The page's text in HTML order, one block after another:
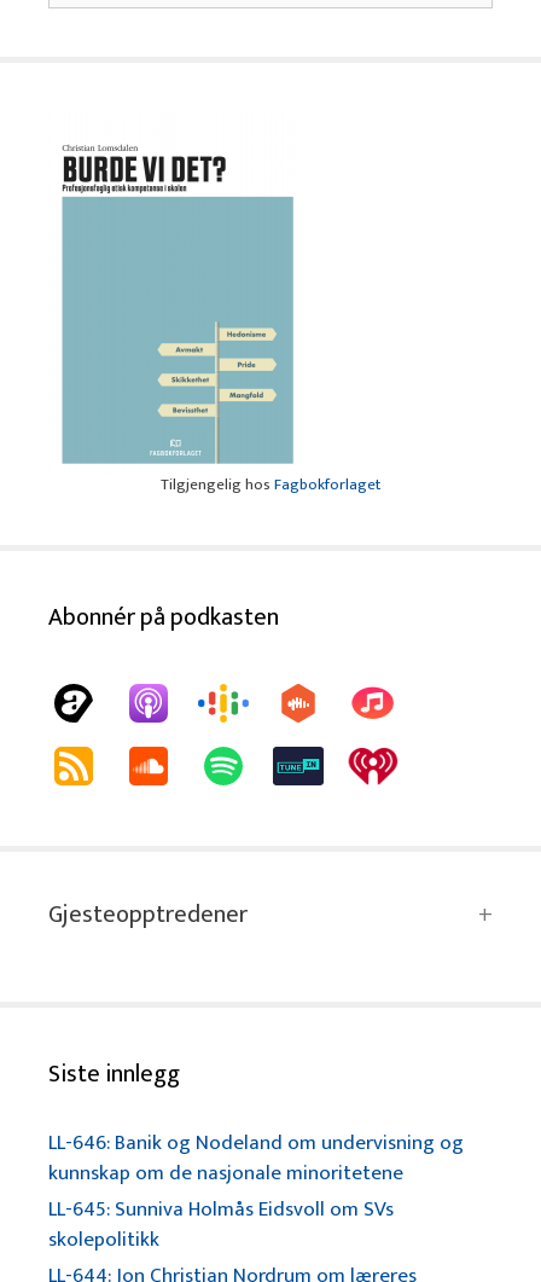
Tilgjengelig hosFagbokforlaget
Abonnér på podkasten
Gjesteopptredener
Siste innlegg
LL-646: Banik og Nodeland om undervisning og
kunnskap om de nasjonale minoritetene
LL-645: Sunniva Holmås Eidsvoll om SVs
skolepolitikk